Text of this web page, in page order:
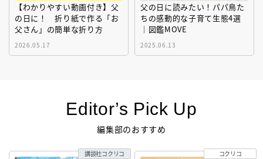
【わかりやすい動画付き】父
の日に！ 折り紙で作る「お
父さん」の簡単な折り方
2026.05.17
父の日に読みたい！パパ鳥た
ちの感動的な子育て生態4選
｜図鑑MOVE
2025.06.13
Editor’s Pick Up
編集部のおすすめ
講談社コクリコ コクリコ